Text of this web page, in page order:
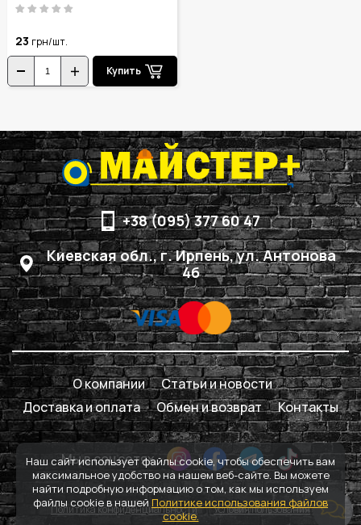
23 грн/шт.
Купить
+38 (095) 377 60 47
Киевская обл., г. Ирпень, ул. Антонова
4б
Мы в соцсетях
О компании
Статьи и новости
Доставка и оплата
Обмен и возврат Контакты
Политика конфиденциальности
Условия пользования
Наш сайт использует файлы cookie, чтобы обеспечить вам
максимальное удобство на нашем веб-сайте. Вы можете
найти подробную информацию о том, как мы используем
файлы cookie в нашей Политике использования файлов
cookie.